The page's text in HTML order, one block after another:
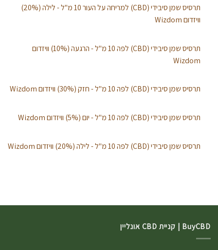
תרסיס שמן סיבידי (CBD) למריחה על העור 10 מ"ל - לילה (20%)
וויזדום Wizdom
תרסיס שמן סיבידי (CBD) לפה 10 מ"ל - הרגעה (10%) וויזדום
Wizdom
תרסיס שמן סיבידי (CBD) לפה 10 מ"ל - חזק (30%) וויזדום Wizdom
תרסיס שמן סיבידי (CBD) לפה 10 מ"ל - יום (5%) וויזדום Wizdom
תרסיס שמן סיבידי (CBD) לפה 10 מ"ל - לילה (20%) וויזדום Wizdom
BuyCBD | קניית CBD אונליין